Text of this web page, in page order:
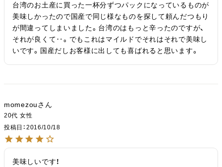
台湾のお土産に買った一杯分ずつパックになっているものが
美味しかったので国産で同じ様なものを探して頼んだつもり
が間違ってしまいました。台湾のはもっと辛ったのですが、
それが良くて‥。でもこれはマイルドでそれはそれで美味し
いです。国産だしお客様に出しても喜ばれると思います。
momezou
20代 女性
投稿日
2016/10/18
美味しいです！